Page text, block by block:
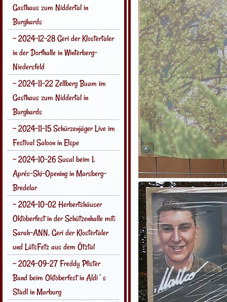
Gasthaus zum Niddertal in
Burghards
~ 2024-12-28 Geri der Klostertaler
in der Dorfhalle in Winterberg-
Niedersfeld
~ 2024-11-22 Zellberg Buam im
Gasthaus zum Niddertal in
Burghards
~ 2024-11-15 Schürzenjäger Live im
Festival Saloon in Elspe
~ 2024-10-26 Susal beim 1.
Aprés-Ski-Opening in Marsberg-
Bredelar
~ 2024-10-02 Herbertshäuser
Oktoberfest in der Schützenhalle mit:
Sarah-ANN, Geri der Klostertaler
und LätsFetz aus dem Ötztal
~ 2024-09-27 Freddy Pfister
Band beim Oktoberfest in Aldi`s
Stadl in Marburg